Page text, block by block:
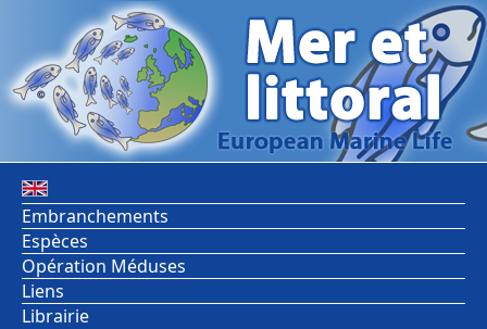
Embranchements
Espèces
Opération Méduses
Liens
Librairie